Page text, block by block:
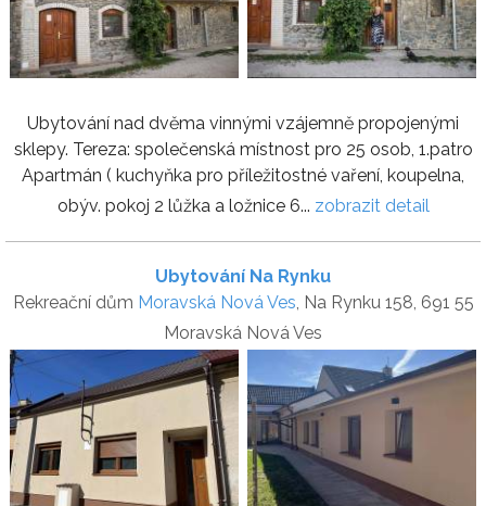
Ubytování nad dvěma vinnými vzájemně propojenými
sklepy. Tereza: společenská místnost pro 25 osob, 1.patro
Apartmán ( kuchyňka pro příležitostné vaření, koupelna,
obýv. pokoj 2 lůžka a ložnice 6... zobrazit detail
Ubytování Na Rynku
Rekreační dům Moravská Nová Ves, Na Rynku 158, 691 55
Moravská Nová Ves